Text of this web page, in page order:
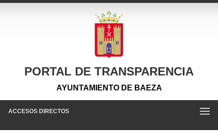
PORTAL DE TRANSPARENCIA
AYUNTAMIENTO DE BAEZA
ACCESOS DIRECTOS